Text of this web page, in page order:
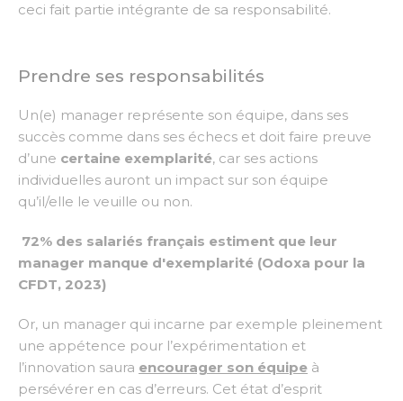
ceci fait partie intégrante de sa responsabilité.
Prendre ses responsabilités
Un(e) manager représente son équipe, dans ses
succès comme dans ses échecs et doit faire preuve
d’une certaine exemplarité, car ses actions
individuelles auront un impact sur son équipe
qu’il/elle le veuille ou non.
72% des salariés français estiment que leur
manager manque d'exemplarité (Odoxa pour la
CFDT, 2023)
Or, un manager qui incarne par exemple pleinement
une appétence pour l’expérimentation et
l’innovation saura encourager son équipe à
persévérer en cas d’erreurs. Cet état d’esprit